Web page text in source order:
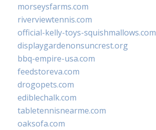
morseysfarms.com
riverviewtennis.com
official-kelly-toys-squishmallows.com
displaygardenonsuncrest.org
bbq-empire-usa.com
feedstoreva.com
drogopets.com
ediblechalk.com
tabletennisnearme.com
oaksofa.com